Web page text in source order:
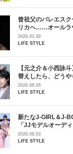
曾祖父のバレエス
リカへ……オールラ
指すダンサーは踊る
ぎる【王子様の推し
2026.03.30
LIFE STYLE
【元之介＆小西詠
替えしたら、どうや
どうやら俺のこと好
送記念インタビュー
2026.08.05
LIFE STYLE
新たなJ-GIRL＆J-
「JJモデルオーデ
2027」が募集開始！
クは候補生の“魅力”
2026.08.03
LIFE STYLE